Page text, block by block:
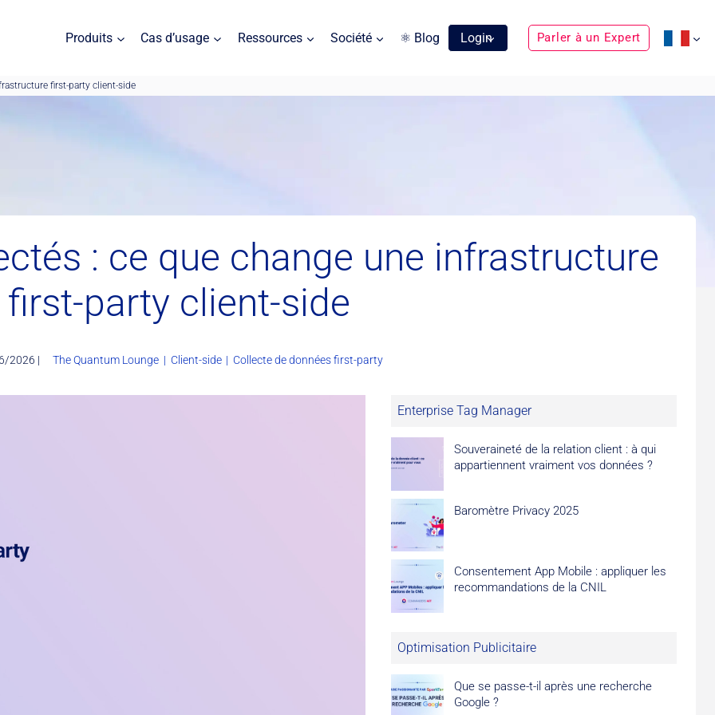
Produits Cas d’usage Ressources Société ⚛ Blog Login Parler à un Expert
first-party client-side
: ce que change une infrastructure
first-party client-side
2026 | The Quantum Lounge | Client-side | Collecte de données first-party
Enterprise Tag Manager
Souveraineté de la relation client : à qui
appartiennent vraiment vos données ?
Baromètre Privacy 2025
Consentement App Mobile : appliquer les
recommandations de la CNIL
Optimisation Publicitaire
Que se passe-t-il après une recherche
Google ?